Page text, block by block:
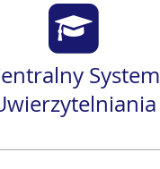
System